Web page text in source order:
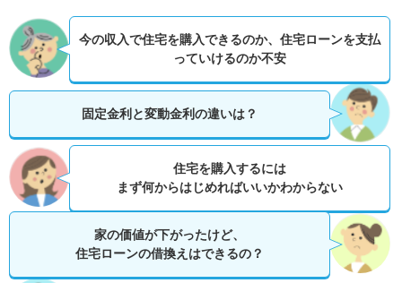
今の収入で住宅を購入できるのか、 住宅ローンを支払
っていけるのか不安
固定金利と変動金利の違いは？
住宅を購入するには
まず何からはじめればいいかわからない
家の価値が下がったけど、
住宅ローンの借換えはできるの？